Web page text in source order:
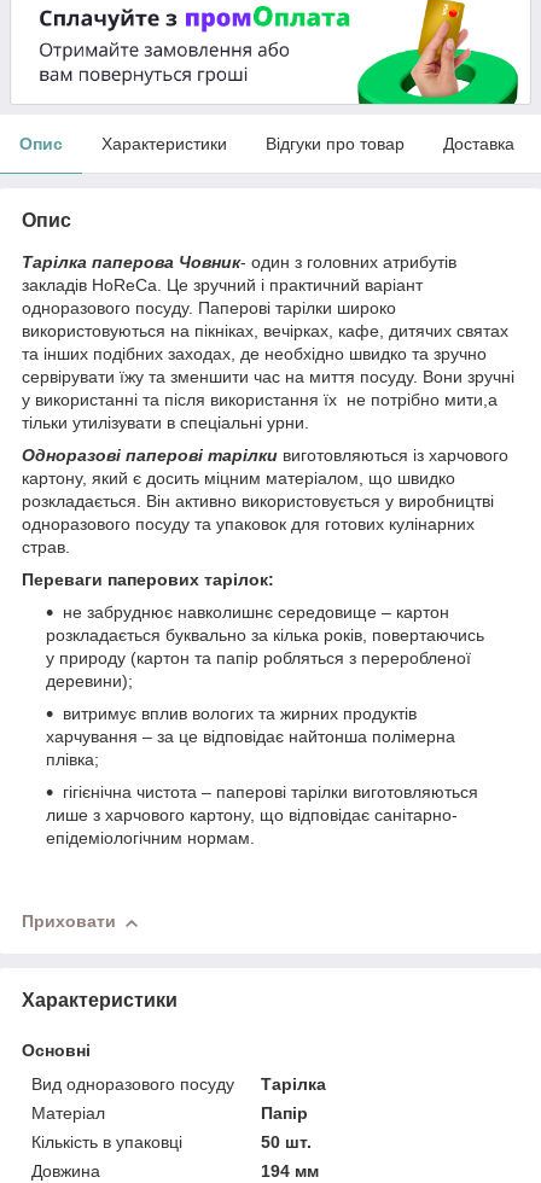
Опис Характеристики Відгуки про товар Доставка
Опис
Тарілка паперова Човник- один з головних атрибутів
закладів HoReCa. Це зручний і практичний варіант
одноразового посуду. Паперові тарілки широко
використовуються на пікніках, вечірках, кафе, дитячих святах
та інших подібних заходах, де необхідно швидко та зручно
сервірувати їжу та зменшити час на миття посуду. Вони зручні
у використанні та після використання їх не потрібно мити,а
тільки утилізувати в спеціальні урни.
Одноразові паперові тарілки виготовляються із харчового
картону, який є досить міцним матеріалом, що швидко
розкладається. Він активно використовується у виробництві
одноразового посуду та упаковок для готових кулінарних
страв.
Переваги паперових тарілок:
не забруднює навколишнє середовище – картон
розкладається буквально за кілька років, повертаючись
у природу (картон та папір робляться з переробленої
деревини);
витримує вплив вологих та жирних продуктів
харчування – за це відповідає найтонша полімерна
плівка;
гігієнічна чистота – паперові тарілки виготовляються
лише з харчового картону, що відповідає санітарно-
епідеміологічним нормам.
Приховати
Характеристики
Основні
Вид одноразового посуду
Тарілка
Матеріал
Папір
Кількість в упаковці
50 шт.
Довжина
194 мм